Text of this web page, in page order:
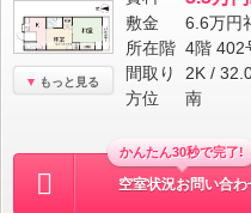
もっと見る
敷金 6.6万円
所在階 4階 402
間取り
2K /
方位 南
かんたん30秒で完了!
空室状況お問い合わ